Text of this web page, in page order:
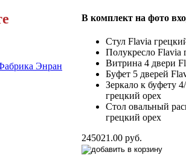
Энран
В комплект на фото
Стул Flavia
Полукресло Flavia
Витрина 4 двери
Буфет 5 дверей
Зеркало к буфету
грецкий орех
Стол овальный
грецкий орех
245021.00 руб.